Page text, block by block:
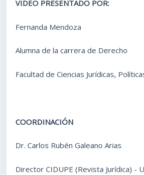
VIDEO PRESENTADO POR:
Fernanda Mendoza
Alumna de la carrera de Derecho
Facultad de Ciencias Jurídicas,
COORDINACIÓN
Dr. Carlos Rubén Galeano Arias
Director CIDUPE (Revista Jurídica) -